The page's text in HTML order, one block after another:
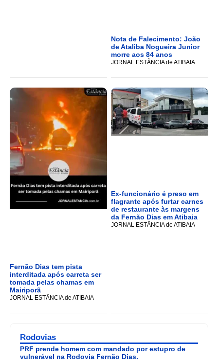
Nota de Falecimento: João
de Ataliba Nogueira Junior
morre aos 84 anos
JORNAL ESTÂNCIA de ATIBAIA
Fernão Dias tem pista
interditada após carreta ser
tomada pelas chamas em
Mairiporã
JORNAL ESTÂNCIA de ATIBAIA
Ex-funcionário é preso em
flagrante após furtar carnes
de restaurante às margens
da Fernão Dias em Atibaia
JORNAL ESTÂNCIA de ATIBAIA
Rodovias
PRF prende homem com mandado por estupro de
vulnerável na Rodovia Fernão Dias.